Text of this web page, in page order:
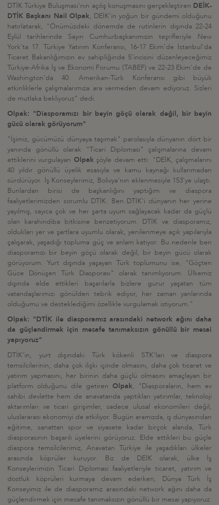
DTİK Türkiye Buluşması'nın açılış konuşmasını gerçekleştiren DEİK-
DTİK Başkanı Nail Olpak, DEİK'in yoğun bir gündemi olduğunu
hatırlatarak, "Önümüzdeki dönemde de rutinlerin dışında 22-24
Eylül tarihlerinde Sayın Cumhurbaşkanımızın teşrifleriyle New
York'ta 17. Türkiye Yatırım Konferansı, 16-17 Ekim'de İstanbul'da
Ticaret Bakanlığımızın ev sahipliğinde 5'incisini düzenleyeceğimiz
Türkiye-Afrika İş ve Ekonomi Forumu (TABEF) ve 22-23 Ekim'de de
Washington'da 40. Amerikan-Türk Konferansı gibi büyük
etkinliklerle çalışmalarımıza ara vermeden devam ediyoruz. Sizleri
de mutlaka bekliyoruz" dedi.
Olpak: "Diasporamızı bir beyin göçü olarak değil, bir beyin
gücü olarak görüyorum"
"İşimiz, gücümüzü dünyaya taşımak" parolasıyla dünyanın dört bir
yanında gönüllü olarak "Ticari Diplomasi" çalışmalarına devam
ettiklerini vurgulayan Olpak şöyle devam etti: "DEİK, çalışmalarını
40 yıldır gönüllü üyelik esasıyla ve kamu kaynağı kullanmadan
sürdürüyor. İş Konseylerimiz, Bolivya'nın eklenmesiyle 153'ye ulaştı.
Bunlardan birisi de başkanlığını yaptığım ve diaspora
faaliyetlerimizden sorumlu DTİK. Ben DTİK'i dünyanın her yerine
yayılmış, sayıca çok ve her şarta uyum sağlayacak kadar da güçlü
olan karahindiba bitkisine benzetiyorum. DTİK ve diasporamız,
oldukları yer ve şartlara uyumlu olarak, yenilenmeye açık yapılarıyla
çalışarak, yaşadığı topluma güç ve anlam katıyor. Bu nedenle ben
diasporamızı bir beyin göçü olarak değil, bir beyin gücü olarak
görüyorum. Yurt dışında yaşayan Türk toplumunu ise, "Göçten
Güce Dönüşen Türk Diasporası" olarak tanımlıyorum. Ülkemiz
dışında elde ettikleri başarılarla bizlere gurur yaşatan tüm
vatandaşlarımızı gönülden tebrik ediyor, her zaman yanlarında
olduğumu ve desteklediğimi özellikle vurgulamak istiyorum."
Olpak: "DTİK ile diasporamız arasındaki network ağını daha
da güçlendirmek için mesafe tanımaksızın gönüllü bir mesai
yapıyoruz"
DTİK'in, yurt dışındaki Türk kökenli STK'ları ve diaspora
temsilcilerinin, daha çok ilişki içinde olmasını, daha çok ticaret ve
yatırım yapmasını, her birinin daha güçlü olmasını amaçlayan bir
platform olduğunu dile getiren Olpak, "Diasporaların, hem ev
sahibi devlette hem de anavatanda yaptıkları yatırımlar, teknoloji
aktarımları ve ticari girişimler, sadece ulusal ekonomileri değil,
uluslararası ekonomiyi de etkiliyor. Bugün aramızda, iş dünyasından
eğitime, sanattan spor ve siyasete kadar birçok alanda, Türk
diasporasının başarılı üyelerini görüyoruz. Elde ettikleri bu güçle
diaspora temsilcilerimiz, Anavatan Türkiye ile yaşadıkları ülkeler
arasında köprüler kuruyor. Biz de DEİK olarak, ülke İş
Konseylerimizin Ticari Diplomasi faaliyetleriyle ticaret, yatırım ve
dostluk köprüleri kurmaya devam ederken, Dünya Türk İş
Konseyimiz ile de diasporamız arasındaki network ağını daha da
güçlendirmek için mesafe tanımaksızın gönüllü bir mesai yapıyoruz.